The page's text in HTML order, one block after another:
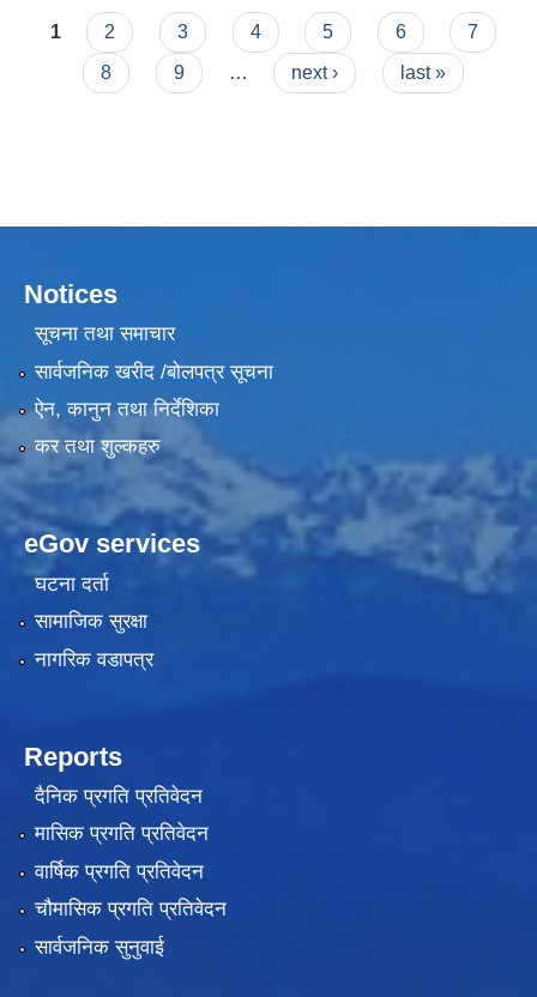
Pages
1 2 3 4 5 6
7
8
9 … next › last »
Notices
सूचना तथा समाचार
सार्वजनिक खरीद /बोलपत्र सूचना
ऐन, कानुन तथा निर्देशिका
कर तथा शुल्कहरु
eGov services
घटना दर्ता
सामाजिक सुरक्षा
नागरिक वडापत्र
Reports
दैनिक प्रगति प्रतिवेदन
मासिक प्रगति प्रतिवेदन
वार्षिक प्रगति प्रतिवेदन
चौमासिक प्रगति प्रतिवेदन
सार्वजनिक सुनुवाई